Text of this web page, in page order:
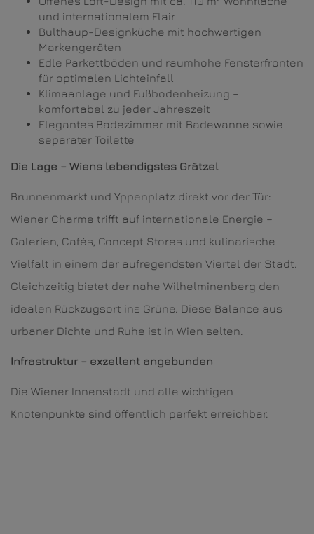
und internationalem Flair
Bulthaup-Designküche mit hochwertigen
Markengeräten
Edle Parkettböden und raumhohe Fensterfronten
für optimalen Lichteinfall
Klimaanlage und Fußbodenheizung –
komfortabel zu jeder Jahreszeit
Elegantes Badezimmer mit Badewanne sowie
separater Toilette
Die Lage – Wiens lebendigstes Grätzel
Brunnenmarkt und Yppenplatz direkt vor der Tür:
Wiener Charme trifft auf internationale Energie –
Galerien, Cafés, Concept Stores und kulinarische
Vielfalt in einem der aufregendsten Viertel der Stadt.
Gleichzeitig bietet der nahe Wilhelminenberg den
idealen Rückzugsort ins Grüne. Diese Balance aus
urbaner Dichte und Ruhe ist in Wien selten.
Infrastruktur – exzellent angebunden
Die Wiener Innenstadt und alle wichtigen
Knotenpunkte sind öffentlich perfekt erreichbar.